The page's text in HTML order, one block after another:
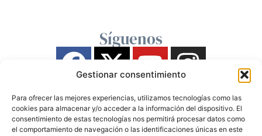
Gestionar consentimiento
Para ofrecer las mejores experiencias, utilizamos tecnologías como las
cookies para almacenar y/o acceder a la información del dispositivo. El
consentimiento de estas tecnologías nos permitirá procesar datos como
el comportamiento de navegación o las identificaciones únicas en este
Síguenos